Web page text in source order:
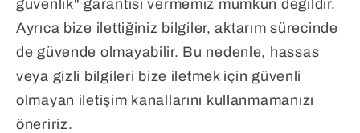
güvenlik" garantisi vermemiz mümkün değildir.
Ayrıca bize ilettiğiniz bilgiler, aktarım sürecinde
de güvende olmayabilir. Bu nedenle, hassas
veya gizli bilgileri bize iletmek için güvenli
olmayan iletişim kanallarını kullanmamanızı
öneririz.